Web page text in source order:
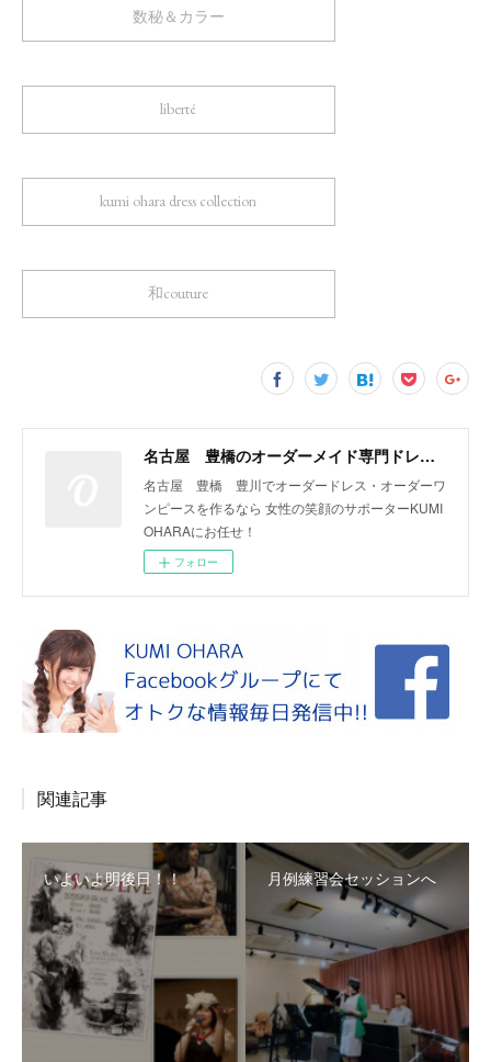
数秘＆カラー
liberté
kumi ohara dress collection
和couture
名古屋 豊橋のオーダーメイド専門ドレスデザイナー KUMI OHARA
名古屋 豊橋 豊川でオーダードレス・オーダーワ
ンピースを作るなら 女性の笑顔のサポーターKUMI
OHARAにお任せ！
フォロー
関連記事
いよいよ明後日！！ 月例練習会セッションへ